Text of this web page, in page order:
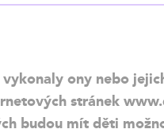
ony nebo
stránek
budou mít děti